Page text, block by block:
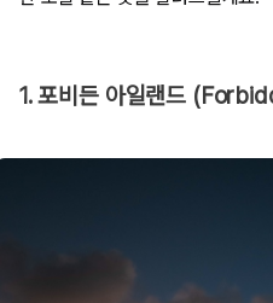
1. 포비든 아일랜드